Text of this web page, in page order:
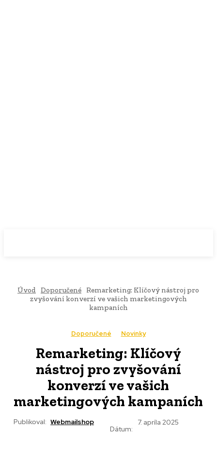
Úvod Doporučené
Remarketing: Klíčový nástroj pro
zvyšování konverzí ve vašich marketingových
kampaních
Doporučené Novinky
Remarketing: Klíčový
nástroj pro zvyšování
konverzí ve vašich
marketingových kampaních
Publikoval: Webmailshop
Dátum:
7. apríla 2025